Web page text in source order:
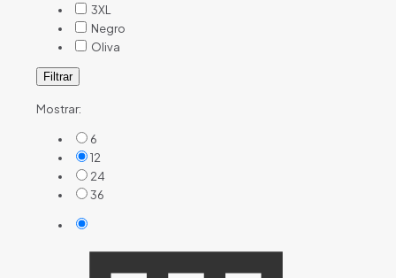
3XL
Negro
Oliva
Filtrar
Mostrar:
6
12
24
36